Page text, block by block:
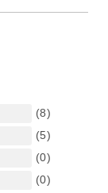
(8)
(5)
(0)
(0)